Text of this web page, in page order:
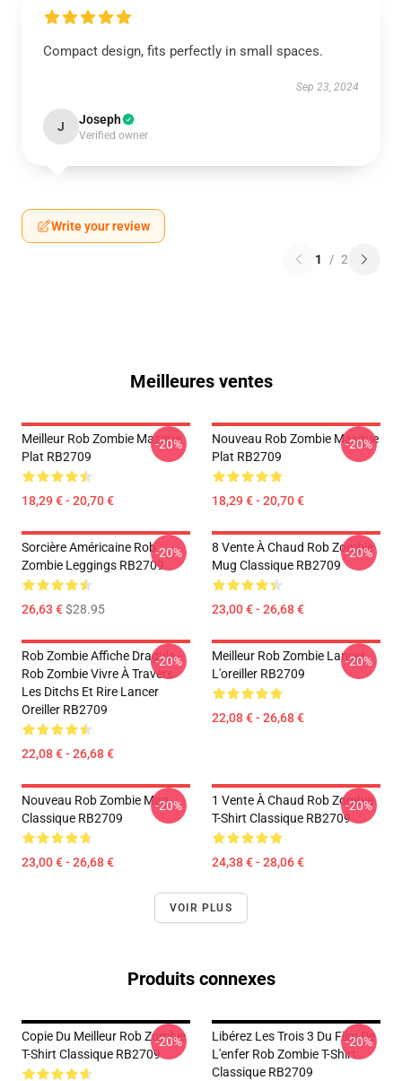
Compact design, fits perfectly in small spaces.
Sep 23, 2024
J Joseph
Verified owner
Write your review
1 / 2
Meilleures ventes
Meilleur Rob Zombie Masque
Plat RB2709
18,29 € - 20,70 €
-20%
Nouveau Rob Zombie Masque
Plat RB2709
18,29 € - 20,70 €
-20%
Sorcière Américaine Rob
Zombie Leggings RB2709
26,63 €$28.95
-20%
8 Vente À Chaud Rob Zombie
Mug Classique RB2709
23,00 € - 26,68 €
-20%
Rob Zombie Affiche Dragula -
Rob Zombie Vivre À Travers
Les Ditchs Et Rire Lancer
Oreiller RB2709
22,08 € - 26,68 €
-20%
Meilleur Rob Zombie Lancer
L'oreiller RB2709
22,08 € - 26,68 €
-20%
Nouveau Rob Zombie Mug
Classique RB2709
23,00 € - 26,68 €
-20%
1 Vente À Chaud Rob Zombie
T-Shirt Classique RB2709
24,38 € - 28,06 €
-20%
VOIR PLUS
Produits connexes
Copie Du Meilleur Rob Zombie
T-Shirt Classique RB2709
-20%
Libérez Les Trois 3 Du Film De
L'enfer Rob Zombie T-Shirt
Classique RB2709
-20%